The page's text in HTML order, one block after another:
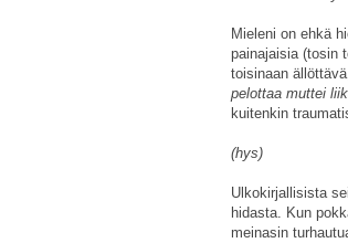
Mieleni on ehkä
painajaisia (tosin
toisinaan
pelottaa muttei
kuitenkin
(hys)
Ulkokirjallisista
hidasta. Kun
meinasin